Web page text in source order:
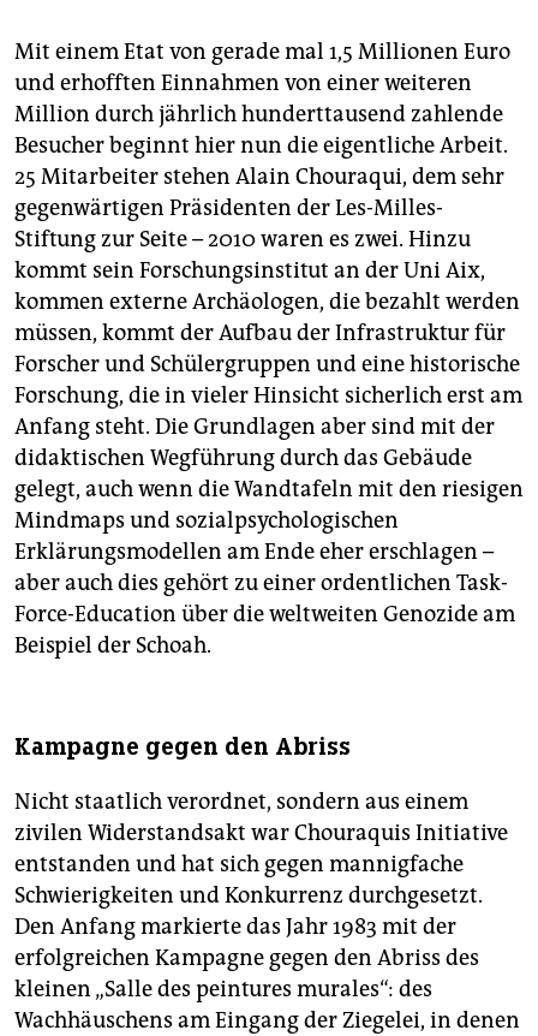
Mit einem Etat von gerade mal 1,5 Millionen Euro
und erhofften Einnahmen von einer weiteren
Million durch jährlich hunderttausend zahlende
Besucher beginnt hier nun die eigentliche Arbeit.
25 Mitarbeiter stehen Alain Chouraqui, dem sehr
gegenwärtigen Präsidenten der Les-Milles-
Stiftung zur Seite – 2010 waren es zwei. Hinzu
kommt sein Forschungsinstitut an der Uni Aix,
kommen externe Archäologen, die bezahlt werden
müssen, kommt der Aufbau der Infrastruktur für
Forscher und Schülergruppen und eine historische
Forschung, die in vieler Hinsicht sicherlich erst am
Anfang steht. Die Grundlagen aber sind mit der
didaktischen Wegführung durch das Gebäude
gelegt, auch wenn die Wandtafeln mit den riesigen
Mindmaps und sozialpsychologischen
Erklärungsmodellen am Ende eher erschlagen –
aber auch dies gehört zu einer ordentlichen Task-
Force-Education über die weltweiten Genozide am
Beispiel der Schoah.
Kampagne gegen den Abriss
Nicht staatlich verordnet, sondern aus einem
zivilen Widerstandsakt war Chouraquis Initiative
entstanden und hat sich gegen mannigfache
Schwierigkeiten und Konkurrenz durchgesetzt.
Den Anfang markierte das Jahr 1983 mit der
erfolgreichen Kampagne gegen den Abriss des
kleinen „Salle des peintures murales“: des
Wachhäuschens am Eingang der Ziegelei, in denen